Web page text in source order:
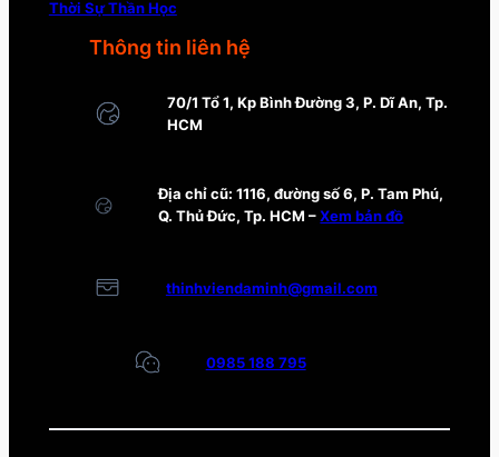
Thời Sự Thần Học
Thông tin liên hệ
70/1 Tổ 1, Kp Bình Đường 3, P. Dĩ An, Tp.
HCM
Địa chỉ cũ: 1116, đường số 6, P. Tam Phú,
Q. Thủ Đức, Tp. HCM –Xem bản đồ
thinhviendaminh@gmail.com
0985 188 795